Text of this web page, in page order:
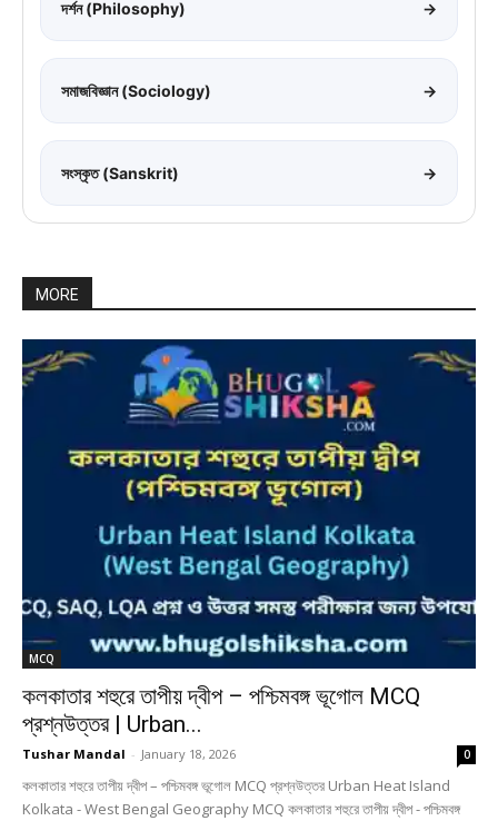
দর্শন (Philosophy) →
সমাজবিজ্ঞান (Sociology) →
সংস্কৃত (Sanskrit) →
MORE
MCQ
কলকাতার শহুরে তাপীয় দ্বীপ – পশ্চিমবঙ্গ ভূগোল MCQ
প্রশ্নউত্তর | Urban...
Tushar Mandal - January 18, 2026 0
কলকাতার শহুরে তাপীয় দ্বীপ – পশ্চিমবঙ্গ ভূগোল MCQ প্রশ্নউত্তর Urban Heat Island
Kolkata - West Bengal Geography MCQ কলকাতার শহুরে তাপীয় দ্বীপ - পশ্চিমবঙ্গ